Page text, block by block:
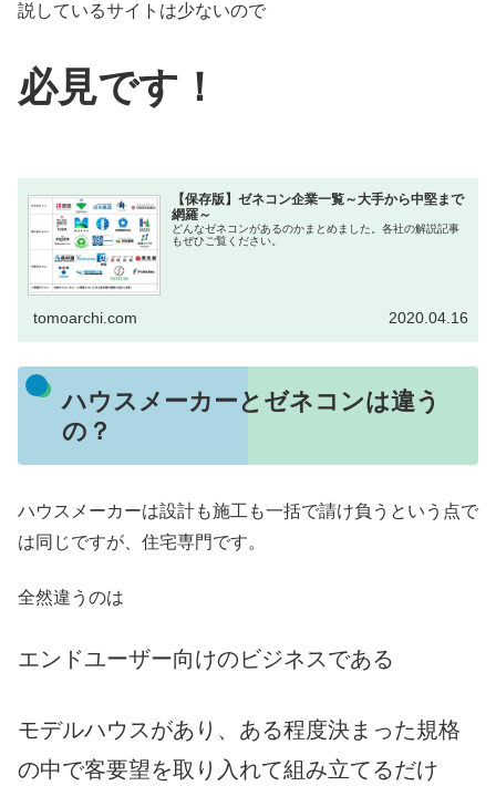
説しているサイトは少ないので
必見です！
【保存版】ゼネコン企業一覧～大手から中堅まで
網羅～
どんなゼネコンがあるのかまとめました。各社の解説記事
もぜひご覧ください。
tomoarchi.com 2020.04.16
ハウスメーカーとゼネコンは違う
の？
ハウスメーカーは設計も施工も一括で請け負うという点で
は同じですが、住宅専門です。
全然違うのは
エンドユーザー向けのビジネスである
モデルハウスがあり、ある程度決まった規格
の中で客要望を取り入れて組み立てるだけ